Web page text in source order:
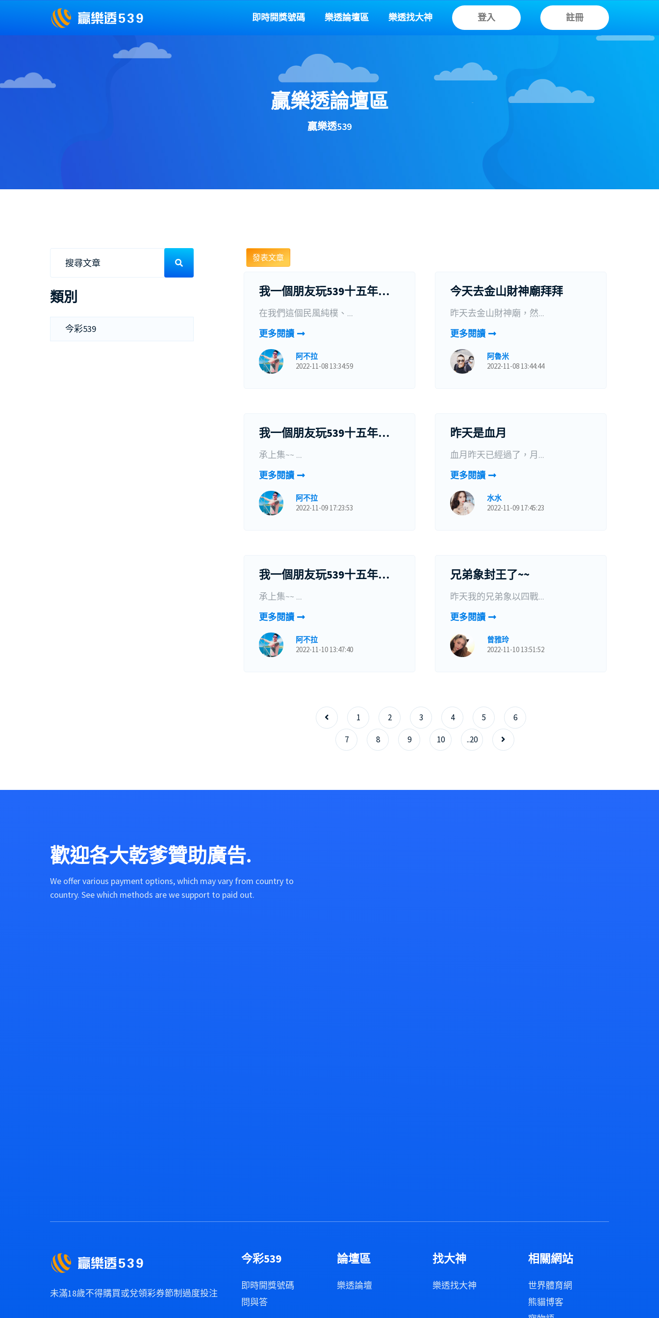
即時開獎號碼 樂透論壇區 樂透找大神 登入 註冊
贏樂透論壇區
贏樂透539
類別
今彩539
發表文章
我一個朋友玩539十五年，花了五十幾萬，終於……(上)
在我們這個民風純樸、...
更多閱讀
阿不拉
2022-11-08 13:34:59
今天去金山財神廟拜拜
昨天去金山財神廟，然...
更多閱讀
阿魯米
2022-11-08 13:44:44
我一個朋友玩539十五年，花了五十幾萬，終於……(中)
承上集~~ ...
更多閱讀
阿不拉
2022-11-09 17:23:53
昨天是血月
血月昨天已經過了，月...
更多閱讀
水水
2022-11-09 17:45:23
我一個朋友玩539十五年，花了五十幾萬，終於……(完)
承上集~~ ...
更多閱讀
阿不拉
2022-11-10 13:47:40
兄弟象封王了~~
昨天我的兄弟象以四戰...
更多閱讀
曾雅玲
2022-11-10 13:51:52
1 2 3 4 5 6
7 8 9 10 ..20
歡迎各大乾爹贊助廣告.
We offer various payment options, which may vary from country to
country. See which methods are we support to paid out.
未滿18歲不得購買或兌領彩券節制過度投注
今彩539
即時開獎號碼
問與答
論壇區
樂透論壇
找大神
樂透找大神
相關網站
世界體育網
熊貓博客